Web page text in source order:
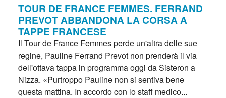
TOUR DE FRANCE FEMMES. FERRAND
PREVOT ABBANDONA LA CORSA A
TAPPE FRANCESE
Il Tour de France Femmes perde un'altra delle sue
regine, Pauline Ferrand Prevot non prenderà il via
dell'ottava tappa in programma oggi da Sisteron a
Nizza. «Purtroppo Pauline non si sentiva bene
questa mattina. In accordo con lo staff medico...